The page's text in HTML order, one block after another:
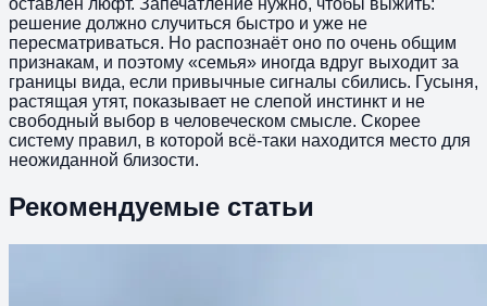
решение должно случиться быстро и уже не
пересматриваться. Но распознаёт оно по очень общим
признакам, и поэтому «семья» иногда вдруг выходит за
границы вида, если привычные сигналы сбились. Гусыня,
растящая утят, показывает не слепой инстинкт и не
свободный выбор в человеческом смысле. Скорее
систему правил, в которой всё-таки находится место для
неожиданной близости.
Рекомендуемые статьи